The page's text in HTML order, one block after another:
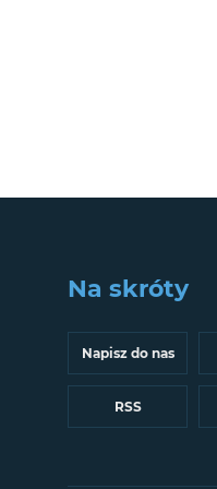
Na skróty
Napisz do nas
RSS